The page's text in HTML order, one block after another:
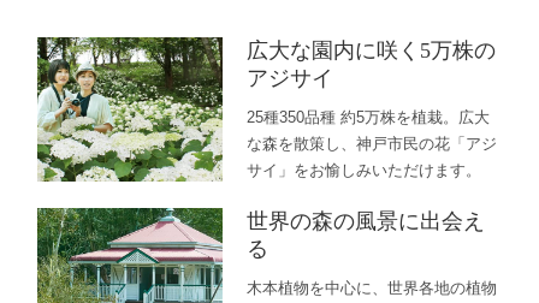
広大な園内に咲く5万株の
アジサイ
25種350品種 約5万株を植栽。広大
な森を散策し、神戸市民の花「アジ
サイ」をお愉しみいただけます。
世界の森の風景に出会え
る
木本植物を中心に、世界各地の植物